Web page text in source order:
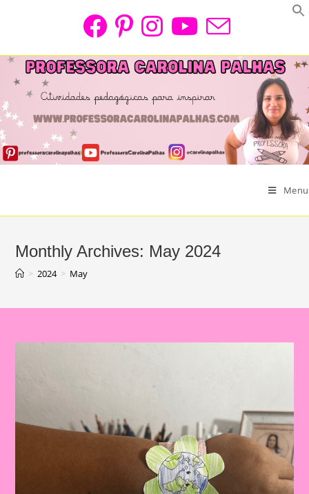
Menu
Monthly Archives: May 2024
> 2024 > May